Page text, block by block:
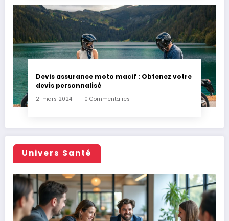
Devis assurance moto macif : Obtenez votre
devis personnalisé
21 mars 2024 0 Commentaires
Univers Santé